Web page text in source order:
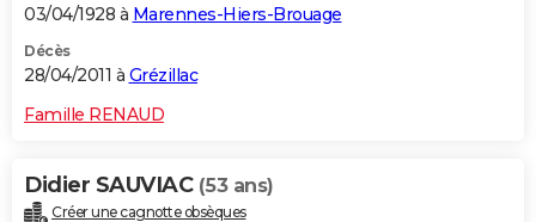
03/04/1928 à Marennes-Hiers-Brouage
Décès
28/04/2011 à Grézillac
Famille RENAUD
Didier SAUVIAC (53 ans)
Créer une cagnotte obsèques